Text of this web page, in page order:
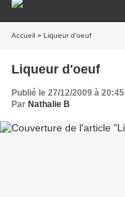
Accueil » Liqueur d'oeuf
Liqueur d'oeuf
Publié le 27/12/2009 à 20:45
Par Nathalie B